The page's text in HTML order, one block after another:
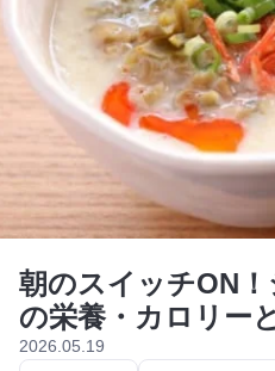
朝のスイッチON
の栄養・カロリー
2026.05.19